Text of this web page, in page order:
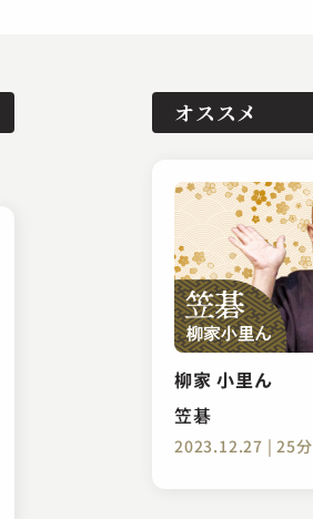
オススメ
柳家 小里ん
笠碁
2023.12.27 | 25分